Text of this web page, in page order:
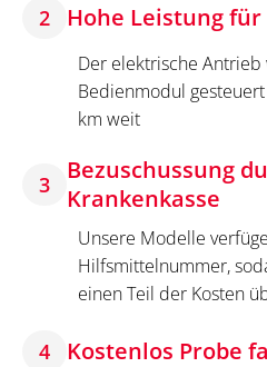
2 Hohe Leistung
Der elektrische
Bedienmodul
km weit
3
Bezuschussung
Krankenkasse
Unsere Modelle
Hilfsmittelnummer,
einen Teil der Kosten
4 Kostenlos Probe